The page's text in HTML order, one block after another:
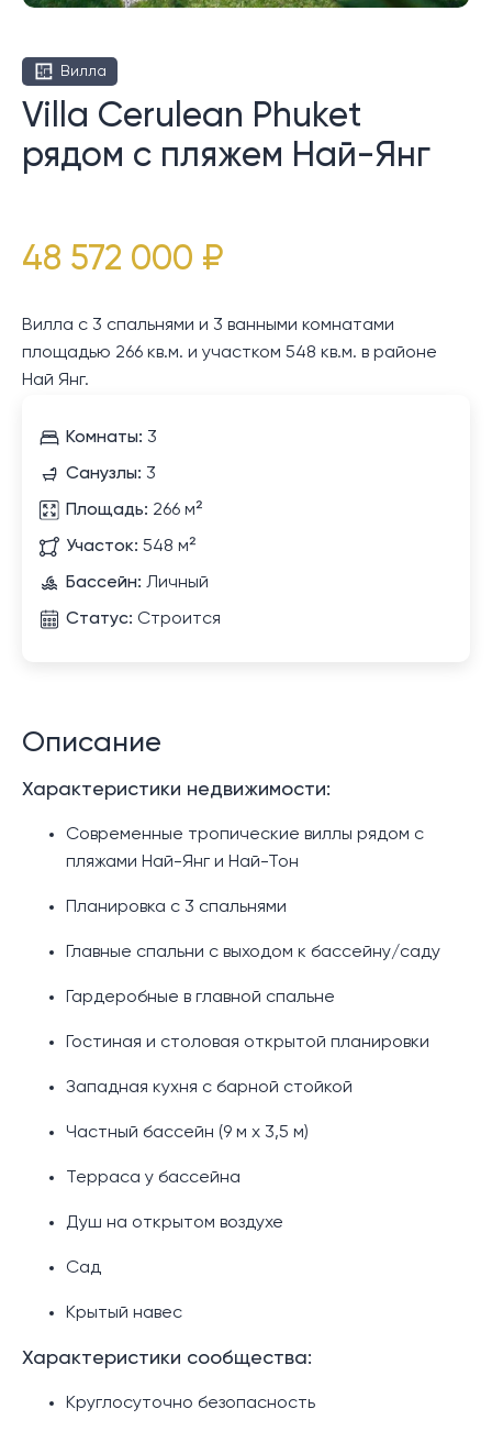
Вилла
Villa Cerulean Phuket
рядом с пляжем Най-Янг
48 572 000 ₽
Вилла с 3 спальнями и 3 ванными комнатами
площадью 266 кв.м. и участком 548 кв.м. в районе
Най Янг.
Комнаты: 3
Санузлы: 3
Площадь: 266 м²
Участок: 548 м²
Бассейн: Личный
Статус: Строится
Описание
Характеристики недвижимости:
Современные тропические виллы рядом с
пляжами Най-Янг и Най-Тон
Планировка с 3 спальнями
Главные спальни с выходом к бассейну/саду
Гардеробные в главной спальне
Гостиная и столовая открытой планировки
Западная кухня с барной стойкой
Частный бассейн (9 м x 3,5 м)
Терраса у бассейна
Душ на открытом воздухе
Сад
Крытый навес
Характеристики сообщества:
Круглосуточно безопасность